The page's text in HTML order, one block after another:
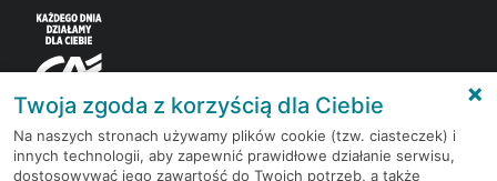
Korzystaj z bezpłatnych materiałów, które
Twoja zgoda z korzyścią dla Ciebie
Na naszych stronach używamy plików cookie (tzw. ciasteczek) i
innych technologii, aby zapewnić prawidłowe działanie serwisu,
dostosowywać jego zawartość do Twoich potrzeb, a także